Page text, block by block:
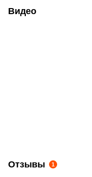
Видео
Отзывы 1